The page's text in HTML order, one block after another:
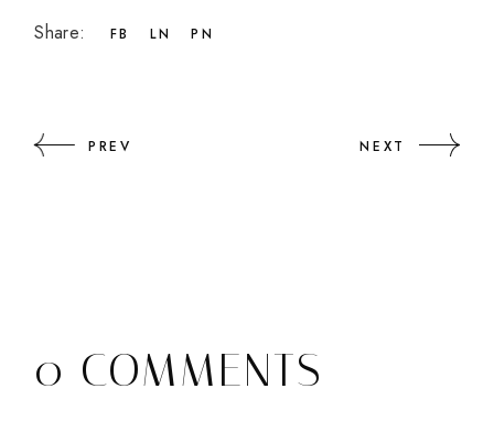
Share: FB LN PN
PREV NEXT
0 COMMENTS